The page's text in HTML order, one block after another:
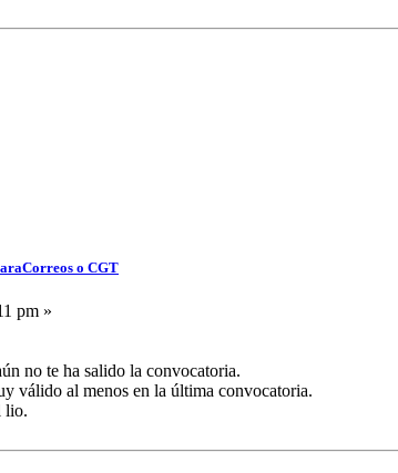
o CGT
pm »
no te ha salido la convocatoria.
válido al menos en la última convocatoria.
lio.